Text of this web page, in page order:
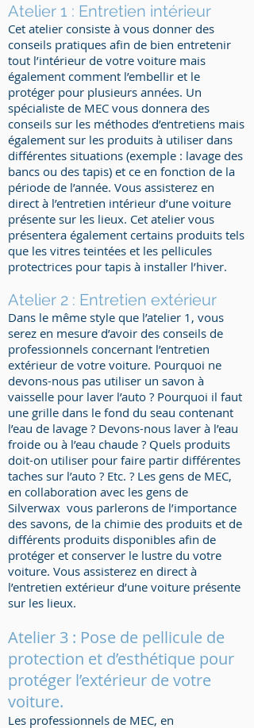
Atelier 1 : Entretien intérieur
Cet atelier consiste à vous donner des
conseils pratiques afin de bien entretenir
tout l’intérieur de votre voiture mais
également comment l’embellir et le
protéger pour plusieurs années. Un
spécialiste de MEC vous donnera des
conseils sur les méthodes d’entretiens mais
également sur les produits à utiliser dans
différentes situations (exemple : lavage des
bancs ou des tapis) et ce en fonction de la
période de l’année. Vous assisterez en
direct à l’entretien intérieur d’une voiture
présente sur les lieux. Cet atelier vous
présentera également certains produits tels
que les vitres teintées et les pellicules
protectrices pour tapis à installer l’hiver.
Atelier 2 : Entretien extérieur
Dans le même style que l’atelier 1, vous
serez en mesure d’avoir des conseils de
professionnels concernant l’entretien
extérieur de votre voiture. Pourquoi ne
devons-nous pas utiliser un savon à
vaisselle pour laver l’auto ? Pourquoi il faut
une grille dans le fond du seau contenant
l’eau de lavage ? Devons-nous laver à l’eau
froide ou à l’eau chaude ? Quels produits
doit-on utiliser pour faire partir différentes
taches sur l’auto ? Etc. ? Les gens de MEC,
en collaboration avec les gens de
Silverwax vous parlerons de l’importance
des savons, de la chimie des produits et de
différents produits disponibles afin de
protéger et conserver le lustre du votre
voiture. Vous assisterez en direct à
l’entretien extérieur d’une voiture présente
sur les lieux.
Atelier 3 : Pose de pellicule de
protection et d’esthétique pour
protéger l’extérieur de votre
voiture.
Les professionnels de MEC, en